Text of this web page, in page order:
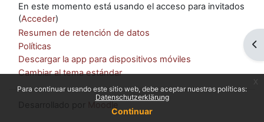
Para continuar usando este sitio web, debe aceptar nuestras políticas:
Datenschutzerklärung
Continuar
En este momento está usando el acceso para invitados
(Acceder)
Resumen de retención de datos
Políticas
Descargar la app para dispositivos móviles
Cambiar al tema estándar